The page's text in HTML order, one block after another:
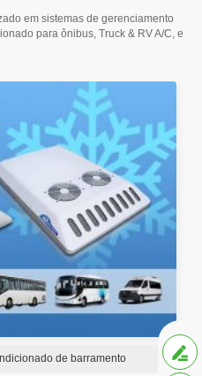
em sistemas de gerenciamento
para ônibus, Truck & RV A/C, e
de barramento 